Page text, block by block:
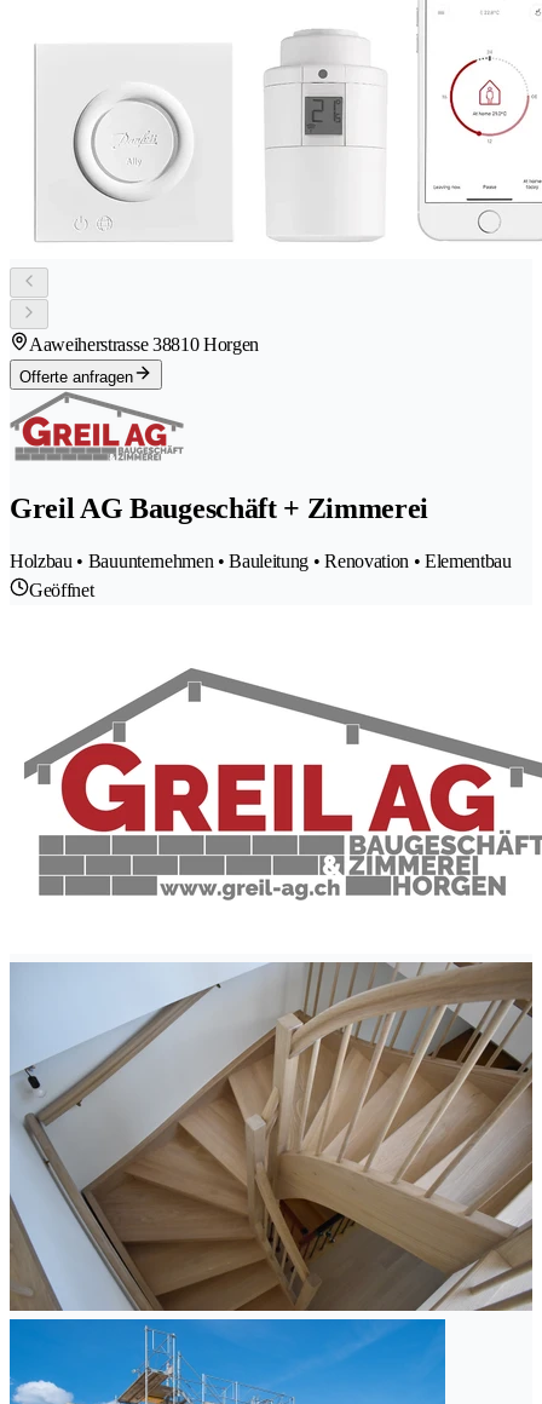
Aaweiherstrasse 38810 Horgen
Offerte anfragen
Greil AG Baugeschäft + Zimmerei
Holzbau • Bauunternehmen • Bauleitung • Renovation • Elementbau
Geöffnet